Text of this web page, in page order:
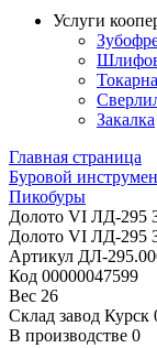
Услуги
Закалка
Главная страница
Буровой
Пикобуры
Долото VI ЛД-295
Долото VI ЛД-295
Артикул ДЛ-
Код 00000047599
Вес 26
Склад завод Курск
В производстве 0